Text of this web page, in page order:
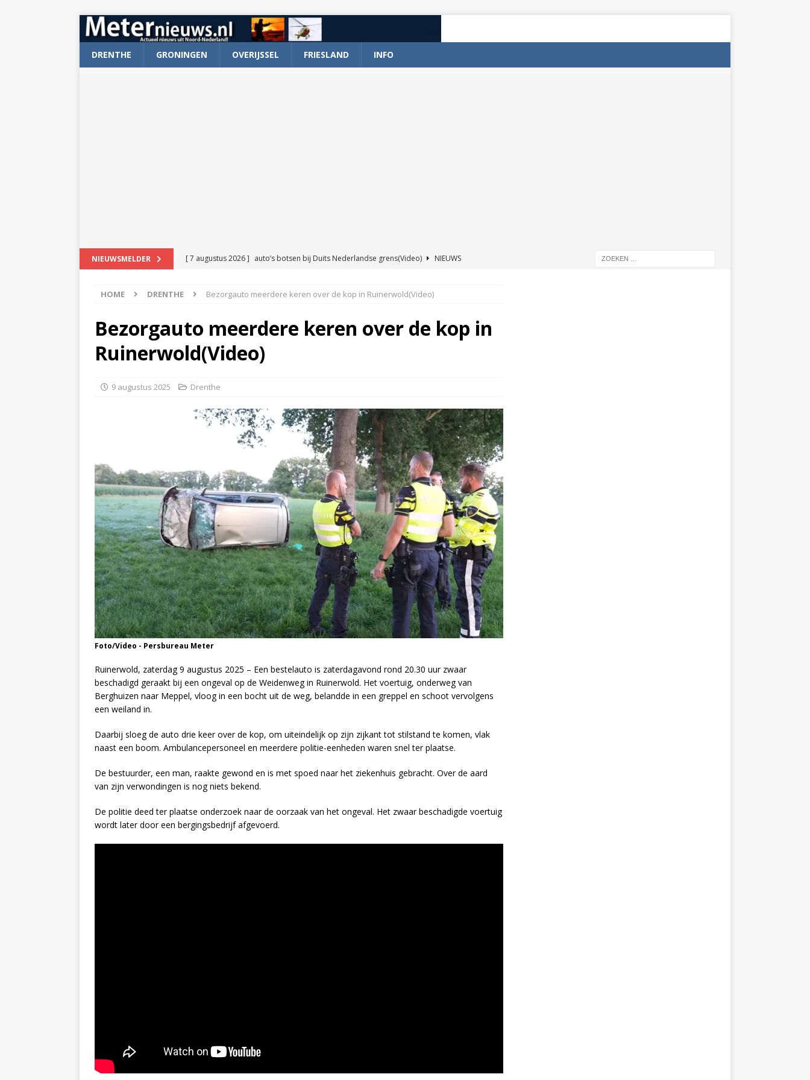
DRENTHE GRONINGEN OVERIJSSEL FRIESLAND INFO
NIEUWSMELDER [ 7 augustus 2026 ] auto’s botsen bij Duits Nederlandse grens(Video)
NIEUWS
[ 6 augustus 2026 ]
Klapband en wagen met stro in de brand in Oosterhesselen(Video)
NIEUWS
[ 7 augustus 2026 ] Surfer aangevaren op Schildmeer Steendam(Video)
HOME DRENTHE Bezorgauto meerdere keren over de kop in Ruinerwold(Video)
Bezorgauto meerdere keren over de kop in
Ruinerwold(Video)
9 augustus 2025 Drenthe
Foto/Video - Persbureau Meter
Ruinerwold, zaterdag 9 augustus 2025 – Een bestelauto is zaterdagavond rond 20.30 uur zwaar
beschadigd geraakt bij een ongeval op de Weidenweg in Ruinerwold. Het voertuig, onderweg van
Berghuizen naar Meppel, vloog in een bocht uit de weg, belandde in een greppel en schoot vervolgens
een weiland in.
Daarbij sloeg de auto drie keer over de kop, om uiteindelijk op zijn zijkant tot stilstand te komen, vlak
naast een boom. Ambulancepersoneel en meerdere politie-eenheden waren snel ter plaatse.
De bestuurder, een man, raakte gewond en is met spoed naar het ziekenhuis gebracht. Over de aard
van zijn verwondingen is nog niets bekend.
De politie deed ter plaatse onderzoek naar de oorzaak van het ongeval. Het zwaar beschadigde voertuig
wordt later door een bergingsbedrijf afgevoerd.